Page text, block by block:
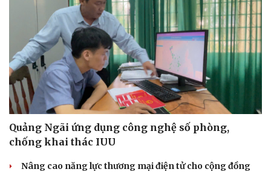
Thể thao
Bóng đá
Thế giới thể thao
eSports
Ô tô - Xe máy
Ô tô
Tư vấn
Quảng Ngãi ứng dụng công nghệ số phòng,
chống khai thác IUU
Nâng cao năng lực thương mại điện tử cho cộng đồng